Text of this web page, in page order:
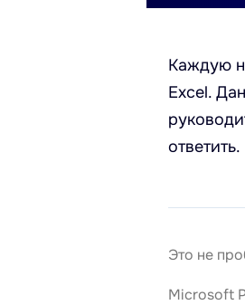
Каждую
Excel.
ответить.
Это не
Microsoft